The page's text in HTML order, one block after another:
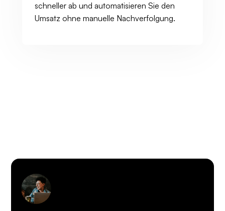
schneller ab und automatisieren Sie den
Umsatz ohne manuelle Nachverfolgung.